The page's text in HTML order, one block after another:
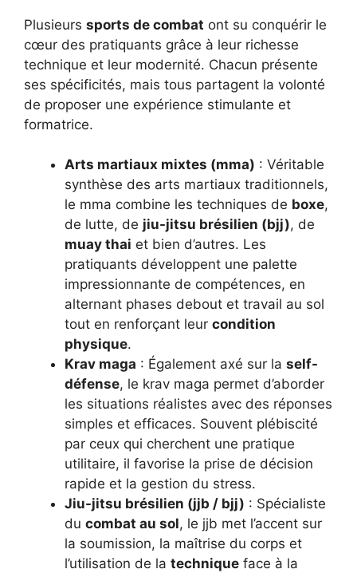
Plusieurs sports de combat ont su conquérir le
cœur des pratiquants grâce à leur richesse
technique et leur modernité. Chacun présente
ses spécificités, mais tous partagent la volonté
de proposer une expérience stimulante et
formatrice.
Arts martiaux mixtes (mma) : Véritable
synthèse des arts martiaux traditionnels,
le mma combine les techniques de boxe,
de lutte, de jiu-jitsu brésilien (bjj), de
muay thai et bien d’autres. Les
pratiquants développent une palette
impressionnante de compétences, en
alternant phases debout et travail au sol
tout en renforçant leur condition
physique.
Krav maga : Également axé sur la self-
défense, le krav maga permet d’aborder
les situations réalistes avec des réponses
simples et efficaces. Souvent plébiscité
par ceux qui cherchent une pratique
utilitaire, il favorise la prise de décision
rapide et la gestion du stress.
Jiu-jitsu brésilien (jjb / bjj) : Spécialiste
du combat au sol, le jjb met l’accent sur
la soumission, la maîtrise du corps et
l’utilisation de la technique face à la